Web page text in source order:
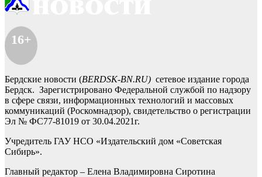
16+
Бердские новости (BERDSK-BN.RU) сетевое издание города
Бердск. Зарегистрировано Федеральной службой по надзору
в сфере связи, информационных технологий и массовых
коммуникаций (Роскомнадзор), свидетельство о регистрации
Эл № ФС77-81019 от 30.04.2021г.
Учредитель ГАУ НСО «Издательский дом «Советская
Сибирь».
Главный редактор – Елена Владимировна Сиротина